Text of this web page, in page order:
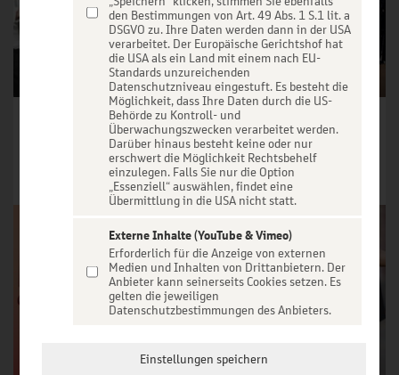
Herbert Knebels Affentheater - Voll Karacho!
Tickets ab € 37,40
Höhner Classic 2026 - Essen
Tickets ab € 51,70
Tickets
den Bestimmungen von Art. 49 Abs. 1 S.1 lit. a
DSGVO zu. Ihre Daten werden dann in der USA
verarbeitet. Der Europäische Gerichtshof hat
die USA als ein Land mit einem nach EU-
Standards unzureichenden
Datenschutzniveau eingestuft. Es besteht die
Möglichkeit, dass Ihre Daten durch die US-
Behörde zu Kontroll- und
Überwachungszwecken verarbeitet werden.
Darüber hinaus besteht keine oder nur
erschwert die Möglichkeit Rechtsbehelf
einzulegen. Falls Sie nur die Option
„Essenziell“ auswählen, findet eine
Übermittlung in die USA nicht statt.
Externe Inhalte (YouTube & Vimeo)
Erforderlich für die Anzeige von externen
Medien und Inhalten von Drittanbietern. Der
Anbieter kann seinerseits Cookies setzen. Es
gelten die jeweiligen
Datenschutzbestimmungen des Anbieters.
Einstellungen speichern